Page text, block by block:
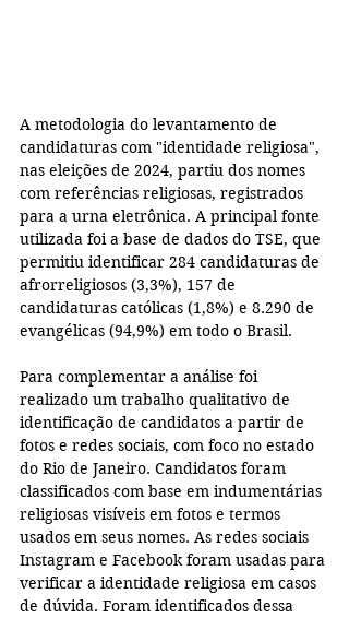
A metodologia do levantamento de
candidaturas com "identidade religiosa",
nas eleições de 2024, partiu dos nomes
com referências religiosas, registrados
para a urna eletrônica. A principal fonte
utilizada foi a base de dados do TSE, que
permitiu identificar 284 candidaturas de
afrorreligiosos (3,3%), 157 de
candidaturas católicas (1,8%) e 8.290 de
evangélicas (94,9%) em todo o Brasil.
Para complementar a análise foi
realizado um trabalho qualitativo de
identificação de candidatos a partir de
fotos e redes sociais, com foco no estado
do Rio de Janeiro. Candidatos foram
classificados com base em indumentárias
religiosas visíveis em fotos e termos
usados em seus nomes. As redes sociais
Instagram e Facebook foram usadas para
verificar a identidade religiosa em casos
de dúvida. Foram identificados dessa